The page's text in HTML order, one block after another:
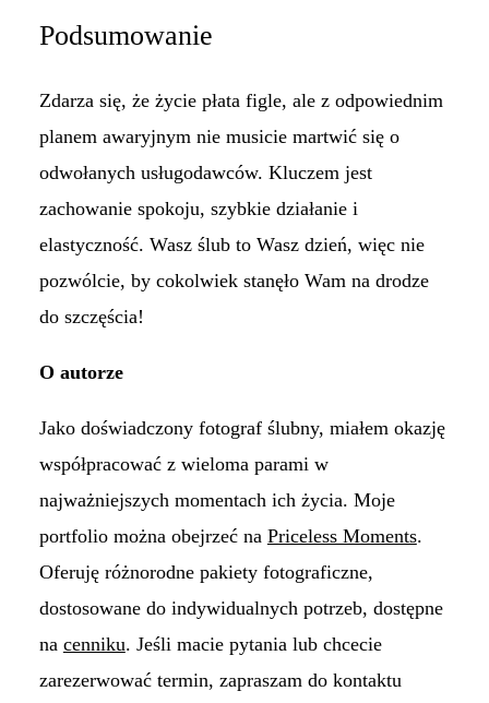
Podsumowanie
Zdarza się, że życie płata figle, ale z odpowiednim
planem awaryjnym nie musicie martwić się o
odwołanych usługodawców. Kluczem jest
zachowanie spokoju, szybkie działanie i
elastyczność. Wasz ślub to Wasz dzień, więc nie
pozwólcie, by cokolwiek stanęło Wam na drodze
do szczęścia!
O autorze
Jako doświadczony fotograf ślubny, miałem okazję
współpracować z wieloma parami w
najważniejszych momentach ich życia. Moje
portfolio można obejrzeć na Priceless Moments.
Oferuję różnorodne pakiety fotograficzne,
dostosowane do indywidualnych potrzeb, dostępne
na cenniku. Jeśli macie pytania lub chcecie
zarezerwować termin, zapraszam do kontaktu